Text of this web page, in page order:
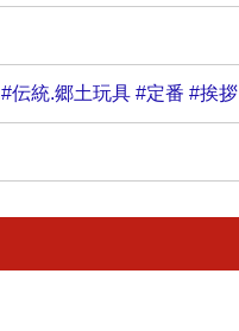
#伝統.郷土玩具 #定番 #挨拶